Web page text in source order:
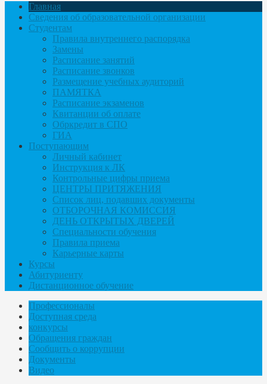
Главная
Сведения об образовательной организации
Студентам
Правила внутреннего распорядка
Замены
Расписание занятий
Расписание звонков
Размещение учебных аудиторий
ПАМЯТКА
Расписание экзаменов
Квитанции об оплате
Обркредит в СПО
ГИА
Поступающим
Личный кабинет
Инструкция к ЛК
Контрольные цифры приема
ЦЕНТРЫ ПРИТЯЖЕНИЯ
Список лиц, подавших документы
ОТБОРОЧНАЯ КОМИССИЯ
ДЕНЬ ОТКРЫТЫХ ДВЕРЕЙ
Специальности обучения
Правила приема
Карьерные карты
Курсы
Абитуриенту
Дистанционное обучение
Профессионалы
Доступная среда
конкурсы
Обращения граждан
Сообщить о коррупции
Документы
Видео